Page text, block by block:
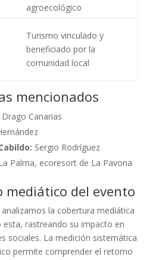
agroecológico
Turismo vinculado y
beneficiado por la
comunidad local
mencionados
Drago Canarias
Sergio Rodríguez
Palma, ecoresort de La Pavona
mediático del evento
analizamos la cobertura mediática
rastreando su impacto en
sociales. La medición sistemática
permite comprender el retorno